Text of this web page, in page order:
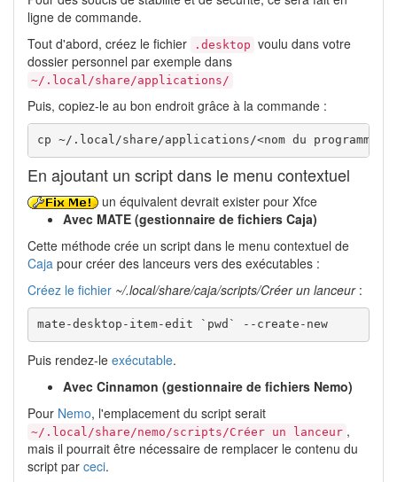
ligne de commande.
Tout d'abord, créez le fichier
.desktop voulu dans votre
dossier personnel par exemple dans
~/.local/share/applications/
Puis, copiez-le au bon endroit grâce à la commande :
cp ~/.local/share/applications/<nom du
En ajoutant un script dans le menu contextuel
un équivalent devrait exister pour Xfce
Avec MATE (gestionnaire de fichiers Caja)
Cette méthode crée un script dans le menu contextuel de
Caja pour créer des lanceurs vers des exécutables :
Créez le fichier ~/.local/share/caja/scripts/Créer un lanceur:
mate-desktop-item-edit `pwd` --create-new
Puis rendez-le exécutable.
Avec Cinnamon (gestionnaire de fichiers Nemo)
Pour Nemo, l'emplacement du script serait
~/.local/share/nemo/scripts/Créer un lanceur ,
mais il pourrait être nécessaire de remplacer le contenu du
script par ceci.